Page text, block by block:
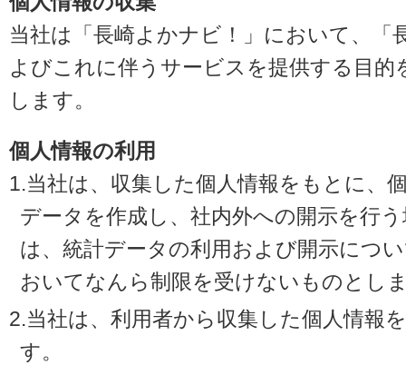
当社は「長崎よかナビ！」において、「
よびこれに伴うサービスを提供する目的
します。
個人情報の利用
1.当社は、収集した個人情報をもとに、
データを作成し、社内外への開示を行
は、統計データの利用および開示につ
おいてなんら制限を受けないものとし
2.当社は、利用者から収集した個人情報
す。